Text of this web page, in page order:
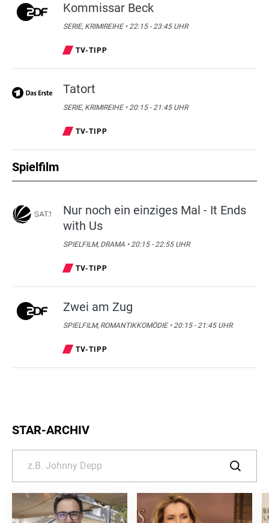
Kommissar Beck
SERIE, KRIMIREIHE • 22:15 - 23:45 UHR
TV-TIPP
Tatort
SERIE, KRIMIREIHE • 20:15 - 21:45 UHR
TV-TIPP
Spielfilm
Nur noch ein einziges Mal - It Ends
with Us
SPIELFILM, DRAMA • 20:15 - 22:55 UHR
TV-TIPP
Zwei am Zug
SPIELFILM, ROMANTIKKOMÖDIE • 20:15 - 21:45 UHR
TV-TIPP
STAR-ARCHIV